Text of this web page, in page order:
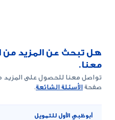
هل تبحث عن المزيد من
معنا.
تواصل معنا للحصول على المزيد
صفحةالأسئلة الشائعة.
أبوظبي الأول للتمويل